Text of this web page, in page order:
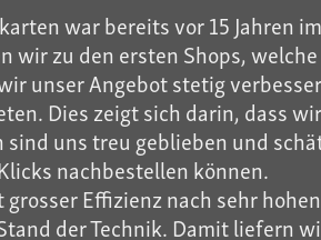
war bereits vor 15 Jahren
wir zu den ersten Shops,
unser Angebot stetig
Dies zeigt sich darin, dass
uns treu geblieben und
nachbestellen können.
Effizienz nach sehr
der Technik. Damit liefern